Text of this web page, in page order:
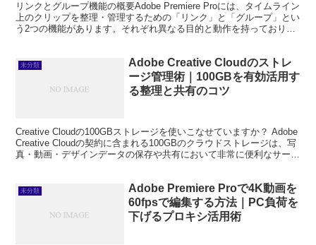
リンクとグループ機能の概要Adobe Premiere Proには、タイムライン
上のクリップを整理・管理するための「リンク」と「グループ」とい
う2つの機能があります。それぞれ異なる目的と動作を持っており、
未分類
Adobe Creative Cloudのストレ
ージ管理術｜100GBを有効活用す
る整理と共有のコツ
Creative Cloudの100GBストレージを使いこなせていますか？ Adobe
Creative Cloudの契約に含まれる100GBのクラウドストレージは、写
真・動画・デザインデータの保存や共有において非常に便利なサービ
未分類
Adobe Premiere Proで4K動画を
60fpsで編集する方法｜PC負荷を
下げるプロキシ活用術